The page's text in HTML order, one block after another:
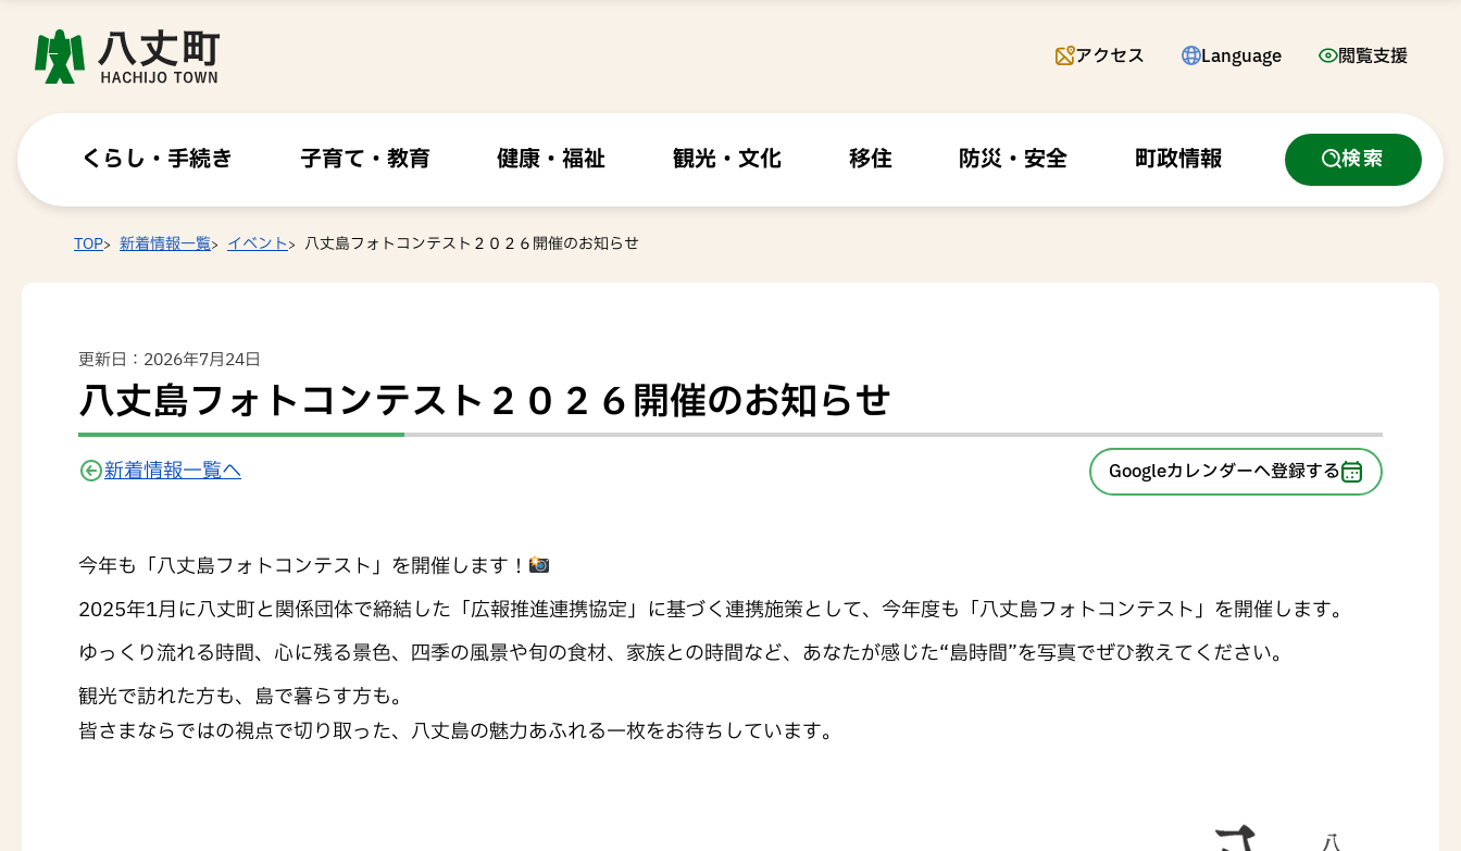
アクセス Language 閲覧支援
くらし・手続き 子育て・教育 健康・福祉 観光・文化 移住 防災・安全 町政情報 検索
TOP 新着情報一覧 イベント 八丈島フォトコンテスト２０２６開催のお知らせ
更新日：2026年7月24日
八丈島フォトコンテスト２０２６開催のお知らせ
新着情報一覧へ Googleカレンダーへ登録する
今年も「八丈島フォトコンテスト」を開催します！
2025年1月に八丈町と関係団体で締結した「広報推進連携協定」に基づく連携施策として、今年度も「八丈島フォトコンテスト」を開催します。
ゆっくり流れる時間、心に残る景色、四季の風景や旬の食材、家族との時間など、あなたが感じた“島時間”を写真でぜひ教えてください。
観光で訪れた方も、島で暮らす方も。
皆さまならではの視点で切り取った、八丈島の魅力あふれる一枚をお待ちしています。